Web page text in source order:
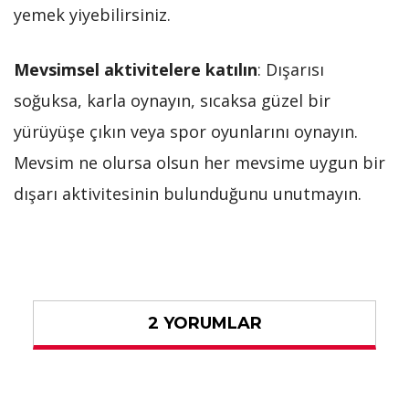
yemek yiyebilirsiniz.
Mevsimsel aktivitelere katılın: Dışarısı
soğuksa, karla oynayın, sıcaksa güzel bir
yürüyüşe çıkın veya spor oyunlarını oynayın.
Mevsim ne olursa olsun her mevsime uygun bir
dışarı aktivitesinin bulunduğunu unutmayın.
2 YORUMLAR